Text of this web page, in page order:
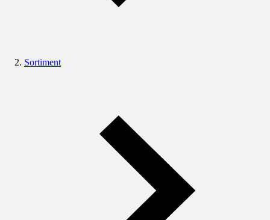
Sortiment